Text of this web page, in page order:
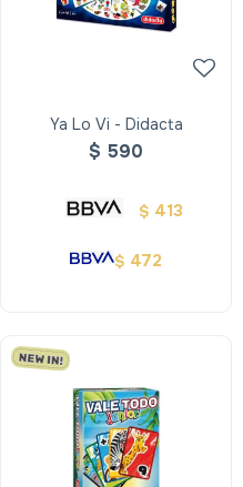
Ya Lo Vi - Didacta
$ 590
$ 413
$ 472